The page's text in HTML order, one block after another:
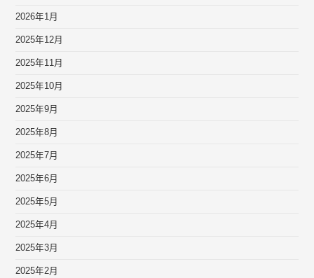
2026年1月
2025年12月
2025年11月
2025年10月
2025年9月
2025年8月
2025年7月
2025年6月
2025年5月
2025年4月
2025年3月
2025年2月